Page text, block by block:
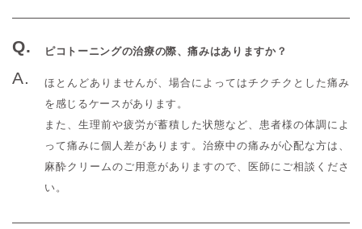
ピコトーニングの治療の際、痛みはありますか？
ほとんどありませんが、場合によってはチクチクとした痛み
を感じるケースがあります。
また、生理前や疲労が蓄積した状態など、患者様の体調によ
って痛みに個人差があります。治療中の痛みが心配な方は、
麻酔クリームのご用意がありますので、医師にご相談くださ
い。